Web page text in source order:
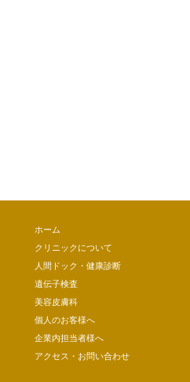
ホーム
クリニックについて
人間ドック・健康診断
遺伝子検査
美容皮膚科
個人のお客様へ
企業内担当者様へ
アクセス・お問い合わせ